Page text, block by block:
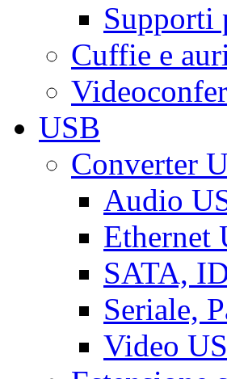
Supporti
Cuffie e
USB
Converter
Audio
Ethernet
SATA,
Seriale,
Video